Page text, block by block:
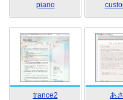
piano
trance2 あ